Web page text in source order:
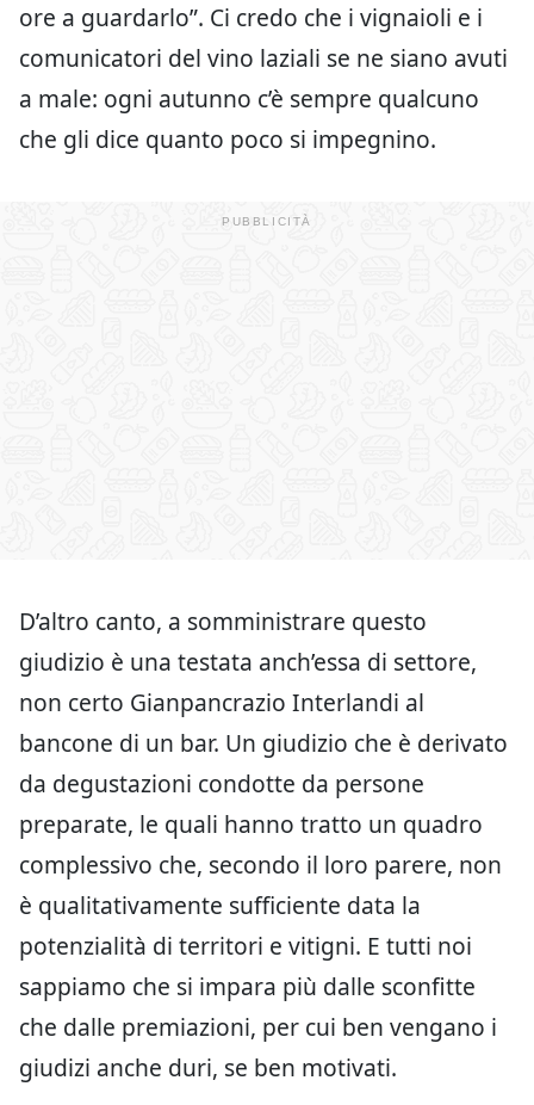
ore a guardarlo”. Ci credo che i vignaioli e i
comunicatori del vino laziali se ne siano avuti
a male: ogni autunno c’è sempre qualcuno
che gli dice quanto poco si impegnino.
D’altro canto, a somministrare questo
giudizio è una testata anch’essa di settore,
non certo Gianpancrazio Interlandi al
bancone di un bar. Un giudizio che è derivato
da degustazioni condotte da persone
preparate, le quali hanno tratto un quadro
complessivo che, secondo il loro parere, non
è qualitativamente sufficiente data la
potenzialità di territori e vitigni. E tutti noi
sappiamo che si impara più dalle sconfitte
che dalle premiazioni, per cui ben vengano i
giudizi anche duri, se ben motivati.